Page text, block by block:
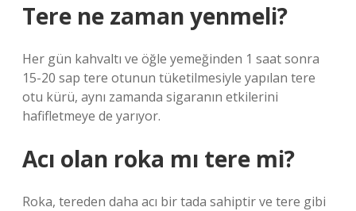
Tere ne zaman yenmeli?
Her gün kahvaltı ve öğle yemeğinden 1 saat sonra
15-20 sap tere otunun tüketilmesiyle yapılan tere
otu kürü, aynı zamanda sigaranın etkilerini
hafifletmeye de yarıyor.
Acı olan roka mı tere mi?
Roka, tereden daha acı bir tada sahiptir ve tere gibi